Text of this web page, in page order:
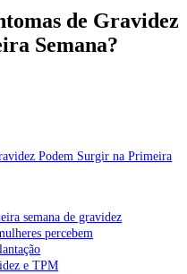
de Gravidez
Semana?
Podem Surgir na Primeira
semana de gravidez
percebem
e TPM